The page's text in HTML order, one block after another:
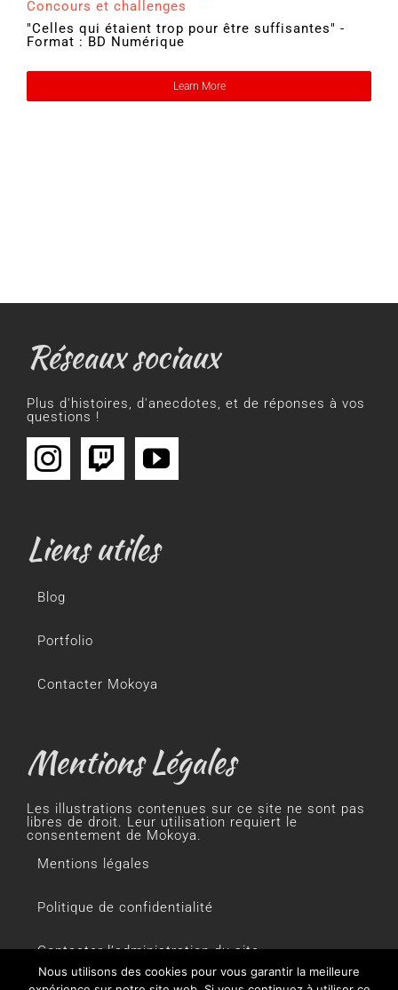
Concours et challenges
"Celles qui étaient trop pour être suffisantes" -
Format : BD Numérique
Learn More
Réseaux sociaux
Plus d'histoires, d'anecdotes, et de réponses à vos
questions !
Liens utiles
Blog
Portfolio
Contacter Mokoya
Mentions Légales
Les illustrations contenues sur ce site ne sont pas
libres de droit. Leur utilisation requiert le
consentement de Mokoya.
Mentions légales
Politique de confidentialité
Contacter l’administration du site
Nous utilisons des cookies pour vous garantir la meilleure